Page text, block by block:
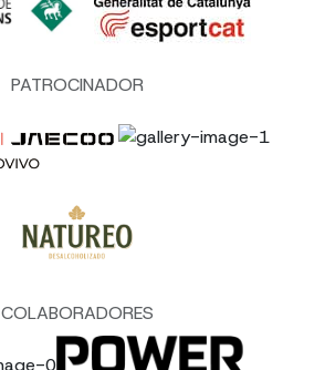
PATROCINADOR
COLABORADORES